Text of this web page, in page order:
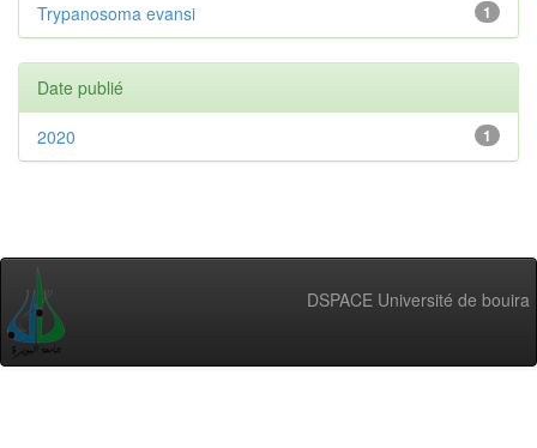
1
Trypanosoma evansi
Date publié
1
2020
DSPACE Université de bouira